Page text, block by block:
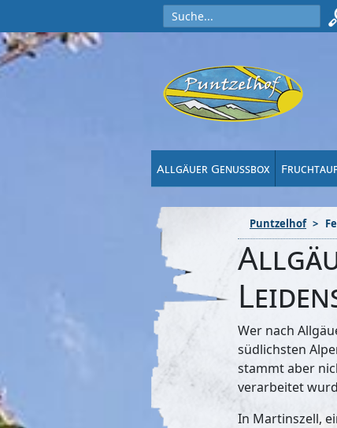
Allgäuer Genussbox
Puntzelhof
Wer nach
südlichsten
stammt aber
verarbeitet
In Martinszell,